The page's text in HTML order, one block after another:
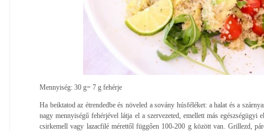
Mennyiség: 30 g= 7 g fehérje
Ha beiktatod az étrendedbe és növeled a sovány húsféléket: a halat és a
nagy mennyiségű fehérjével látja el a szervezeted, emellett más egészségügyi
csirkemell vagy lazacfilé mérettől függően 100-200 g között van. Grillezd,